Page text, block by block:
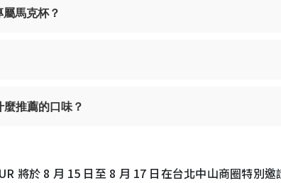
馬克杯？
推薦的口味？
將於 8 月 15 日至 8 月 17 日在台北中山商圈特別